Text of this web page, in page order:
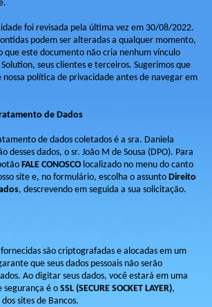
foi revisada pela última vez em 30/08/2022.
podem ser alteradas a qualquer momento,
que este documento não cria nenhum vínculo
seus clientes e terceiros. Sugerimos que
política de privacidade antes de navegar em
de Dados
de dados coletados é a sra. Daniela
desses dados, o sr. João M de Sousa (DPO). Para
FALE CONOSCOlocalizado no menu do canto
site e, no formulário, escolha o assunto Direito
, descrevendo em seguida a sua solicitação.
são criptografadas e alocadas em um
que seus dados pessoais não serão
Ao digitar seus dados, você estará em uma
segurança é o SSL (SECURE SOCKET LAYER),
sites de Bancos.